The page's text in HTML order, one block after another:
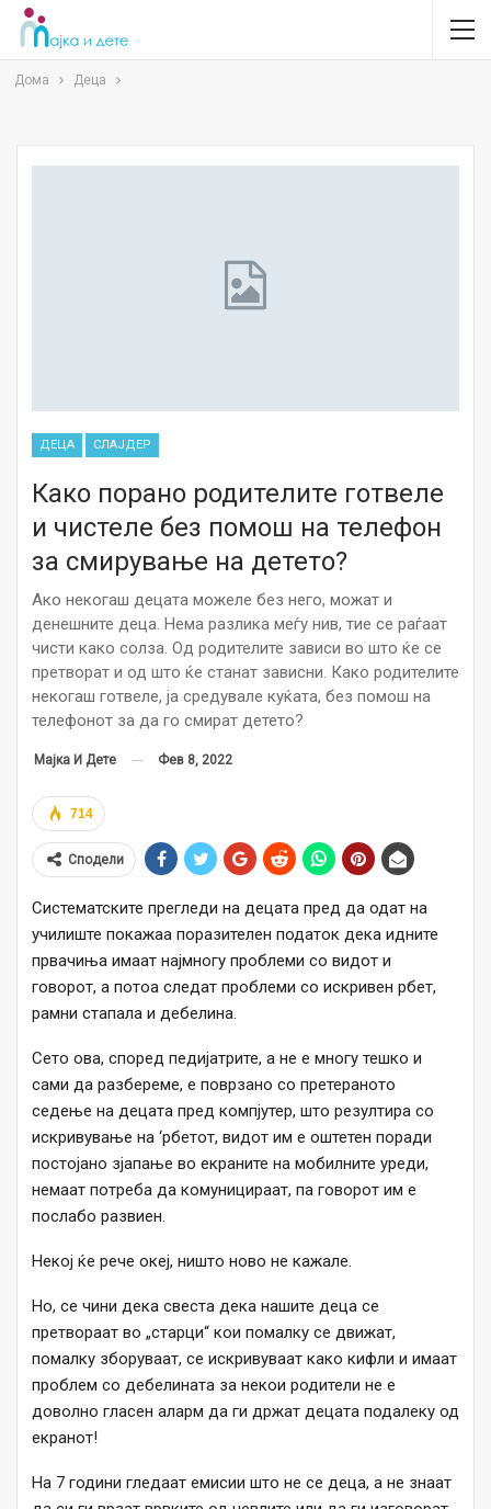
Дома Деца
ДЕЦА СЛАЈДЕР
Како порано родителите готвеле
и чистеле без помош на телефон
за смирување на детето?
Ако некогаш децата можеле без него, можат и
денешните деца. Нема разлика меѓу нив, тие се раѓаат
чисти како солза. Од родителите зависи во што ќе се
претворат и од што ќе станат зависни. Како родителите
некогаш готвеле, ја средувале куќата, без помош на
телефонот за да го смират детето?
Мајка И Дете Фев 8, 2022
714
Сподели
Систематските прегледи на децата пред да одат на
училиште покажаа поразителен податок дека идните
првачиња имаат најмногу проблеми со видот и
говорот, а потоа следат проблеми со искривен рбет,
рамни стапала и дебелина.
Сето ова, според педијатрите, а не е многу тешко и
сами да разбереме, е поврзано со претераното
седење на децата пред компјутер, што резултира со
искривување на ‘рбетот, видот им е оштетен поради
постојано зјапање во екраните на мобилните уреди,
немаат потреба да комуницираат, па говорот им е
послабо развиен.
Некој ќе рече океј, ништо ново не кажале.
Но, се чини дека свеста дека нашите деца се
претвораат во „старци“ кои помалку се движат,
помалку зборуваат, се искривуваат како кифли и имаат
проблем со дебелината за некои родители не е
доволно гласен аларм да ги држат децата подалеку од
екранот!
На 7 години гледаат емисии што не се деца, а не знаат